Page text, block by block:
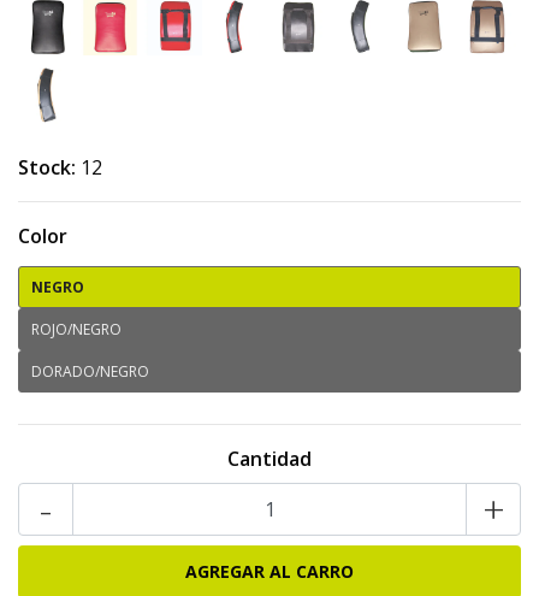
Stock: 12
Color
NEGRO
ROJO/NEGRO
DORADO/NEGRO
Cantidad
- +